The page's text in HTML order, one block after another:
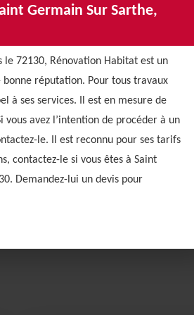
Germain Sur Sarthe,
le 72130, Rénovation Habitat est un
réputation. Pour tous travaux
à ses services. Il est en mesure de
avez l’intention de procéder à un
le. Il est reconnu pour ses tarifs
contactez-le si vous êtes à Saint
Demandez-lui un devis pour